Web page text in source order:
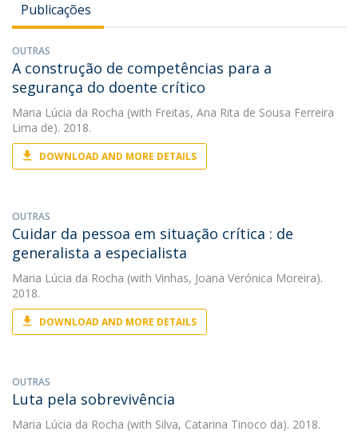
Publicações
OUTRAS
A construção de competências para a
segurança do doente crítico
Maria Lúcia da Rocha (with Freitas, Ana Rita de Sousa Ferreira
Lima de). 2018.
DOWNLOAD AND MORE DETAILS
OUTRAS
Cuidar da pessoa em situação crítica : de
generalista a especialista
Maria Lúcia da Rocha (with Vinhas, Joana Verónica Moreira).
2018.
DOWNLOAD AND MORE DETAILS
OUTRAS
Luta pela sobrevivência
Maria Lúcia da Rocha (with Silva, Catarina Tinoco da). 2018.